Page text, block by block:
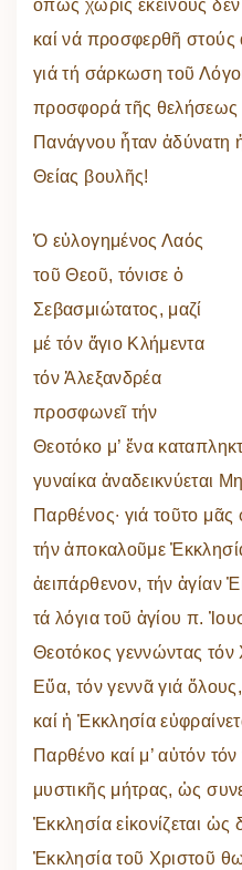
ὅπως χωρίς ἐκείνους
καί νά προσφερθῆ
γιά τή σάρκωση τοῦ
προσφορά τῆς θελήσεως
Πανάγνου ἦταν ἀδύνατη
Θείας βουλῆς!
Ὁ εὐλογημένος Λαός
τοῦ Θεοῦ, τόνισε ὁ
Σεβασμιώτατος, μαζί
μέ τόν ἅγιο Κλήμεντα
τόν Ἀλεξανδρέα
προσφωνεῖ τήν
Θεοτόκο μ’ ἕνα
γυναίκα ἀναδεικνύεται
Παρθένος∙ γιά τοῦτο
τήν ἀποκαλοῦμε
ἀειπάρθενον, τήν ἁγίαν
τά λόγια τοῦ ἁγίου π.
Θεοτόκος γεννώντας
Εὔα, τόν γεννᾶ γιά
καί ἡ Ἐκκλησία
Παρθένο καί μ’ αὐτόν
μυστικῆς μήτρας, ὡς
Ἐκκλησία εἰκονίζεται
Ἐκκλησία τοῦ Χριστοῦ